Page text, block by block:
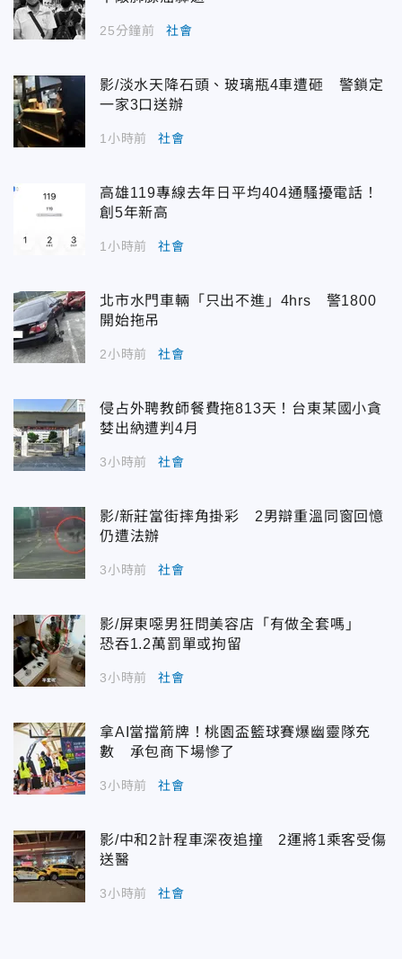
25分鐘前 社會
影/淡水天降石頭、玻璃瓶4車遭砸 警鎖定
一家3口送辦
1小時前 社會
高雄119專線去年日平均404通騷擾電話！
創5年新高
1小時前 社會
北市水門車輛「只出不進」4hrs 警1800
開始拖吊
2小時前 社會
侵占外聘教師餐費拖813天！台東某國小貪
婪出納遭判4月
3小時前 社會
影/新莊當街摔角掛彩 2男辯重溫同窗回憶
仍遭法辦
3小時前 社會
影/屏東噁男狂問美容店「有做全套嗎」
恐吞1.2萬罰單或拘留
3小時前 社會
拿AI當擋箭牌！桃園盃籃球賽爆幽靈隊充
數 承包商下場慘了
3小時前 社會
影/中和2計程車深夜追撞 2運將1乘客受傷
送醫
3小時前 社會